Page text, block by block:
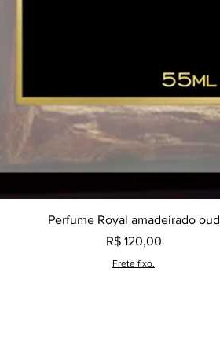
Visualização rápida
Perfume Royal amadeirado oud
Preço
R$ 120,00
Frete fixo.